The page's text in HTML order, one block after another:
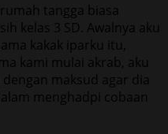
tangga biasa
kelas 3 SD. Awalnya aku
kakak iparku itu,
kami mulai akrab, aku
maksud agar dia
menghadpi cobaan